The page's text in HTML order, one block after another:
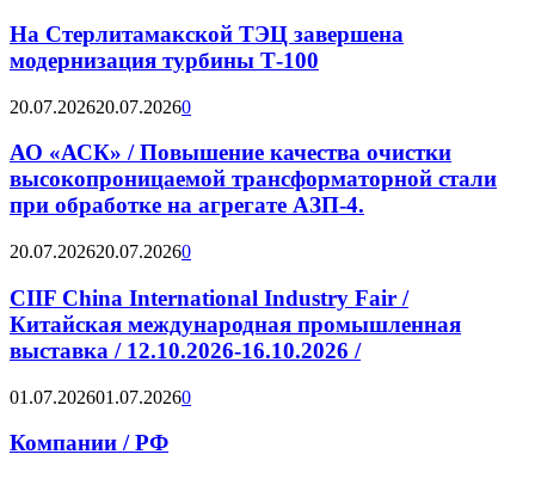
На Стерлитамакской ТЭЦ завершена
модернизация турбины Т-100
20.07.202620.07.20260
АО «АСК» / Повышение качества очистки
высокопроницаемой трансформаторной стали
при обработке на агрегате АЗП-4.
20.07.202620.07.20260
CIIF China International Industry Fair /
Китайская международная промышленная
выставка / 12.10.2026-16.10.2026 /
01.07.202601.07.20260
Компании / РФ